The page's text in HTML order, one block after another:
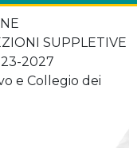
SUPPLETIVE
2027
e Collegio dei